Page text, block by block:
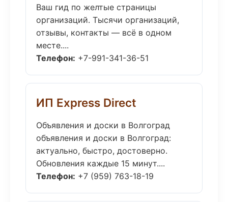
Ваш гид по желтые страницы
организаций. Тысячи организаций,
отзывы, контакты — всё в одном
месте....
Телефон: +7-991-341-36-51
ИП Express Direct
Объявления и доски в Волгоград
объявления и доски в Волгоград:
актуально, быстро, достоверно.
Обновления каждые 15 минут....
Телефон: +7 (959) 763-18-19